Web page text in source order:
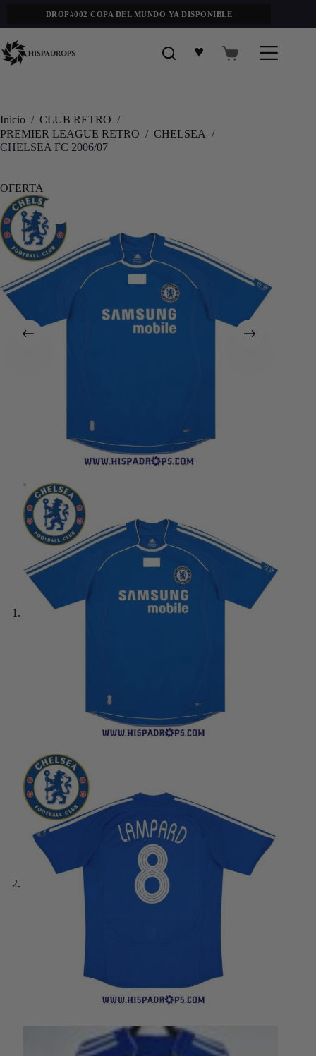
DROP#002 COPA DEL MUNDO YA DISPONIBLE
♥
Inicio / CLUB RETRO /
PREMIER LEAGUE RETRO / CHELSEA /
CHELSEA FC 2006/07
OFERTA